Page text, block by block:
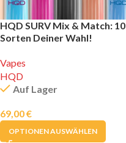
HQD SURV Mix & Match: 10
Sorten Deiner Wahl!
Vapes
HQD
Auf Lager
69,00€
OPTIONEN AUSWÄHLEN